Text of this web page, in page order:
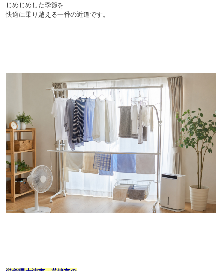
じめじめした季節を
快適に乗り越える一番の近道です。